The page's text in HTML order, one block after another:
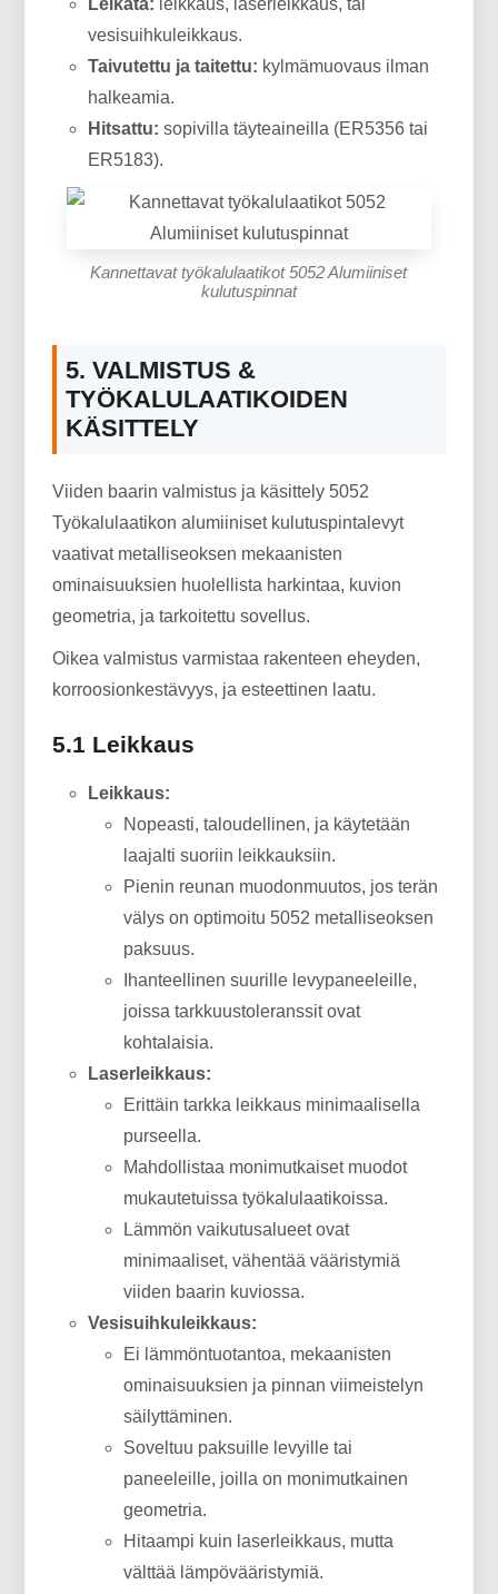
Leikata: leikkaus, laserleikkaus, tai
vesisuihkuleikkaus.
Taivutettu ja taitettu: kylmämuovaus ilman
halkeamia.
Hitsattu: sopivilla täyteaineilla (ER5356 tai
ER5183).
Kannettavat työkalulaatikot 5052 Alumiiniset
kulutuspinnat
5. VALMISTUS &
TYÖKALULAATIKOIDEN
KÄSITTELY
Viiden baarin valmistus ja käsittely 5052
Työkalulaatikon alumiiniset kulutuspintalevyt
vaativat metalliseoksen mekaanisten
ominaisuuksien huolellista harkintaa, kuvion
geometria, ja tarkoitettu sovellus.
Oikea valmistus varmistaa rakenteen eheyden,
korroosionkestävyys, ja esteettinen laatu.
5.1 Leikkaus
Leikkaus:
Nopeasti, taloudellinen, ja käytetään
laajalti suoriin leikkauksiin.
Pienin reunan muodonmuutos, jos terän
välys on optimoitu 5052 metalliseoksen
paksuus.
Ihanteellinen suurille levypaneeleille,
joissa tarkkuustoleranssit ovat
kohtalaisia.
Laserleikkaus:
Erittäin tarkka leikkaus minimaalisella
purseella.
Mahdollistaa monimutkaiset muodot
mukautetuissa työkalulaatikoissa.
Lämmön vaikutusalueet ovat
minimaaliset, vähentää vääristymiä
viiden baarin kuviossa.
Vesisuihkuleikkaus:
Ei lämmöntuotantoa, mekaanisten
ominaisuuksien ja pinnan viimeistelyn
säilyttäminen.
Soveltuu paksuille levyille tai
paneeleille, joilla on monimutkainen
geometria.
Hitaampi kuin laserleikkaus, mutta
välttää lämpövääristymiä.